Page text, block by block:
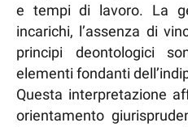
e tempi di lavoro. La
incarichi, l’assenza di
principi deontologici
elementi fondanti
Questa interpretazione
orientamento